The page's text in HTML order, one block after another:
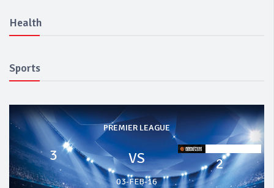
Health
Sports
PREMIER LEAGUE
3 VS
03-FEB-16
2